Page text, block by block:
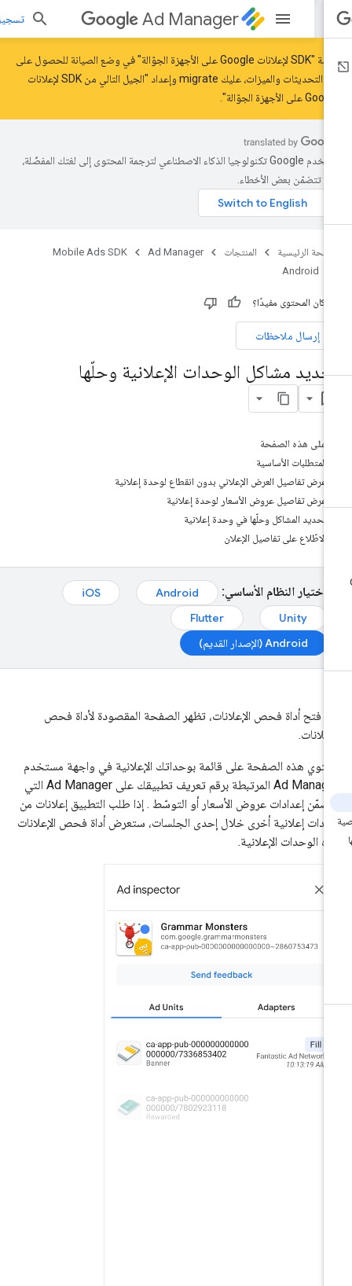
Ad Manager تسجيل
حزمة "SDK لإعلانات Google على الأجهزة الجوّالة" في وضع الصيانة للحصول على
التحديثات والميزات، عليكmigrateو
إعداد "الجيل التالي من SDK لإعلانات
.
تستخدم Google تكنولوجيا الذكاء الاصطناعي لترجمة المحتوى إلى لغتك المفضّلة،
تتضمّن بعض الأخطاء.
الرئيسية المنتجات Ad Manager
Mobile Ads SDK
Android
كان المحتوى مفيدًا؟
إرسال ملاحظات
مشاكل الوحدات الإعلانية وحلّها
على هذه الصفحة
المتطلبات الأساسية
عرض تفاصيل العرض الإعلاني بدون انقطاع لوحدة إعلانية
عرض تفاصيل عروض الأسعار لوحدة إعلانية
تحديد المشاكل وحلّها في وحدة إعلانية
الاطّلاع على تفاصيل الإعلان
اختيار النظام الأساسي: Android
iOS
Unity
Flutter
Android (الإصدار القديم)
فتح أداة فحص الإعلانات، تظهر الصفحة المقصودة لأداة فحص
هذه الصفحة على قائمة بوحداتك الإعلانية في واجهة مستخدم
Ad Manager المرتبطة برقم تعريف تطبيقك على Ad Manager التي
إعدادات عروض الأسعار أو التوسّط . إذا طلب التطبيق إعلانات من
إعلانية أخرى خلال إحدى الجلسات، ستعرض أداة فحص الإعلانات
الوحدات الإعلانية.